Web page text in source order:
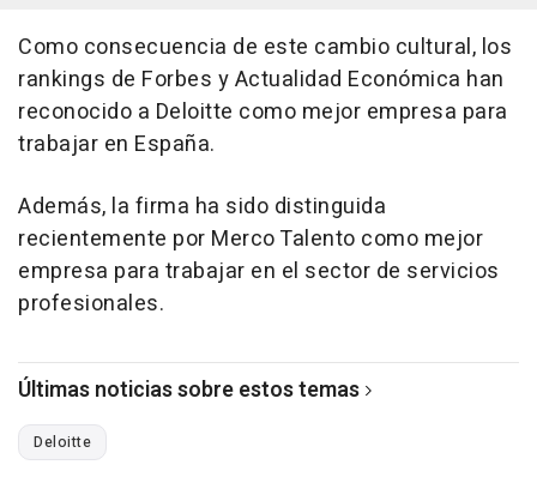
Como consecuencia de este cambio cultural, los
rankings de Forbes y Actualidad Económica han
reconocido a Deloitte como mejor empresa para
trabajar en España.
Además, la firma ha sido distinguida
recientemente por Merco Talento como mejor
empresa para trabajar en el sector de servicios
profesionales.
Últimas noticias sobre estos temas
Deloitte